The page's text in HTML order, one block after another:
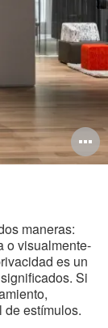
maneras:
o visualmente-
es un
Si
de estímulos.